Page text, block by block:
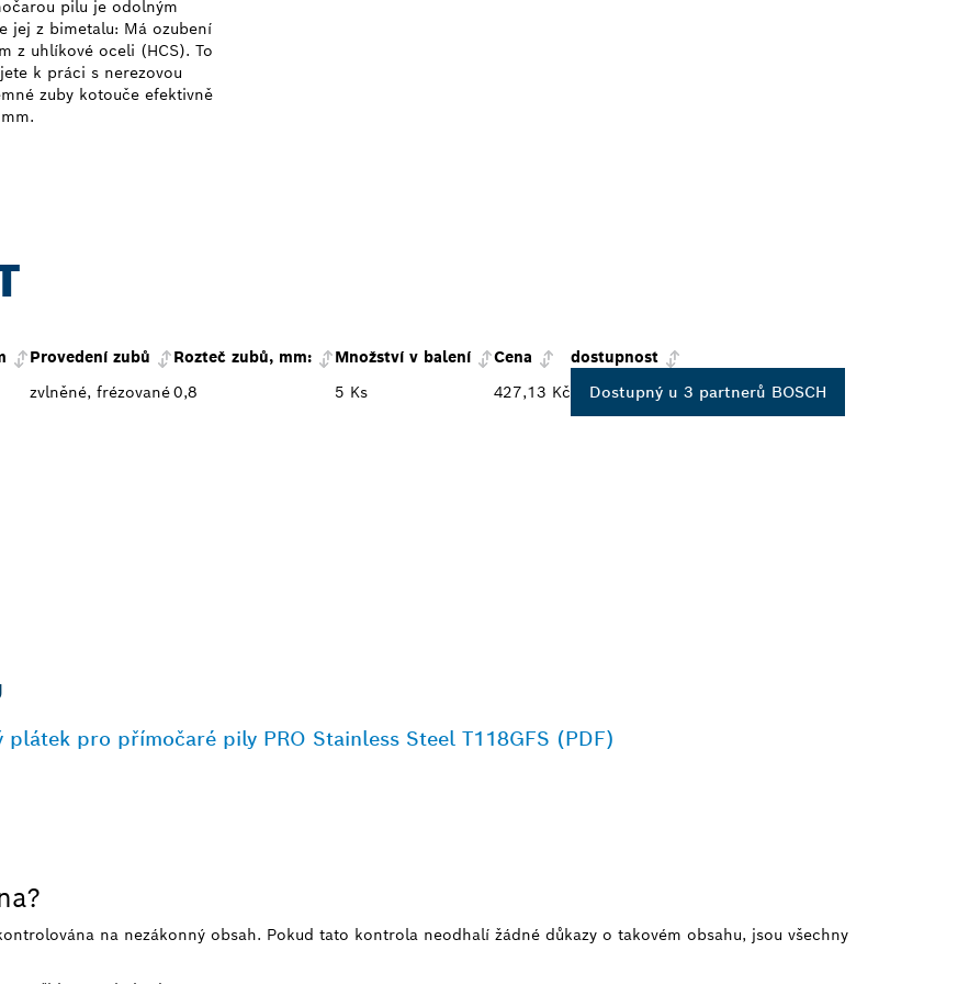
pilu je odolným
jej z bimetalu: Má ozubení
z uhlíkové oceli (HCS). To
k práci s nerezovou
zuby kotouče efektivně
Provedení zubů Rozteč zubů, mm: Množství v balení Cena
dostupnost
zvlněné, frézované0,8 5 Ks 427,13 Kč
Dostupný u 3 partnerů BOSCH
pro přímočaré pily PRO Stainless Steel T118GFS (PDF)
na nezákonný obsah. Pokud tato kontrola neodhalí žádné důkazy o takovém obsahu, jsou všechny